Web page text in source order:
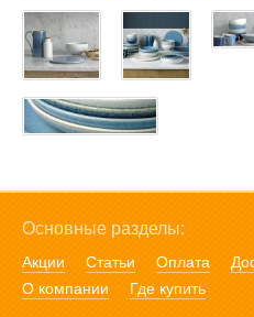
Основные разделы:
Акции Статьи Оплата
О компании
Где купить